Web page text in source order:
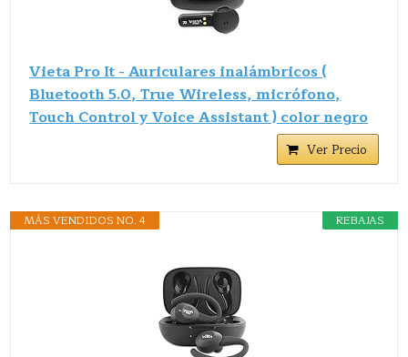
Vieta Pro It - Auriculares inalámbricos (
Bluetooth 5.0, True Wireless, micrófono,
Touch Control y Voice Assistant ) color negro
Ver Precio
REBAJAS
MÁS VENDIDOS NO. 4